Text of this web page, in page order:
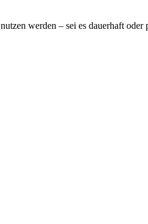
werden – sei es dauerhaft oder